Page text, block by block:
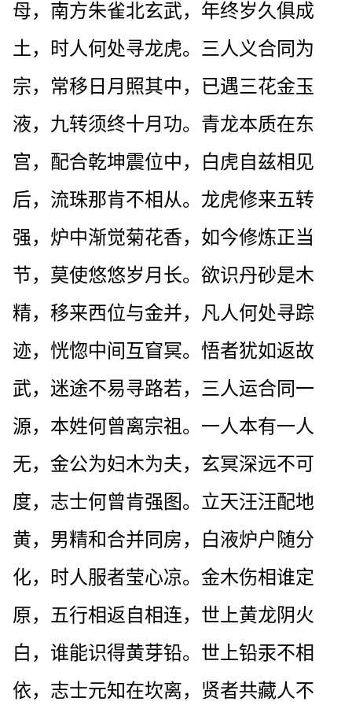
母，南方朱雀北玄武，年终岁久俱成
土，时人何处寻龙虎。三人义合同为
宗，常移日月照其中，已遇三花金玉
液，九转须终十月功。青龙本质在东
宫，配合乾坤震位中，白虎自兹相见
后，流珠那肯不相从。龙虎修来五转
强，炉中渐觉菊花香，如今修炼正当
节，莫使悠悠岁月长。欲识丹砂是木
精，移来西位与金并，凡人何处寻踪
迹，恍惚中间互窅冥。悟者犹如返故
武，迷途不易寻路若，三人运合同一
源，本姓何曾离宗祖。一人本有一人
无，金公为妇木为夫，玄冥深远不可
度，志士何曾肯强图。立天汪汪配地
黄，男精和合并同房，白液炉户随分
化，时人服者莹心凉。金木伤相谁定
原，五行相返自相连，世上黄龙阴火
白，谁能识得黄芽铅。世上铅汞不相
依，志士元知在坎离，贤者共藏人不